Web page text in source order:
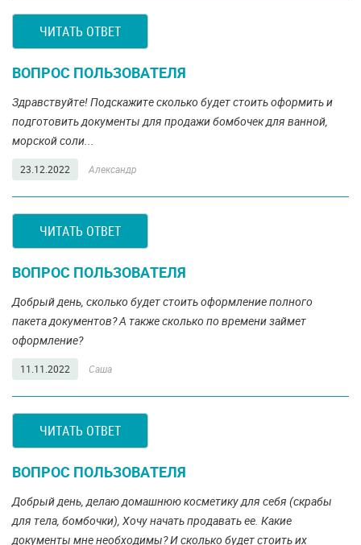
ЧИТАТЬ ОТВЕТ
ВОПРОС ПОЛЬЗОВАТЕЛЯ
Здравствуйте! Подскажите сколько будет стоить оформить и
подготовить документы для продажи бомбочек для ванной,
морской соли...
23.12.2022 Александр
ЧИТАТЬ ОТВЕТ
ВОПРОС ПОЛЬЗОВАТЕЛЯ
Добрый день, сколько будет стоить оформление полного
пакета документов? А также сколько по времени займет
оформление?
11.11.2022 Саша
ЧИТАТЬ ОТВЕТ
ВОПРОС ПОЛЬЗОВАТЕЛЯ
Добрый день, делаю домашнюю косметику для себя (скрабы
для тела, бомбочки), Хочу начать продавать ее. Какие
документы мне необходимы? И сколько будет стоить их